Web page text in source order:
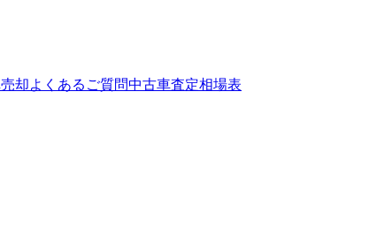
却よくあるご質問中古車査定相場表